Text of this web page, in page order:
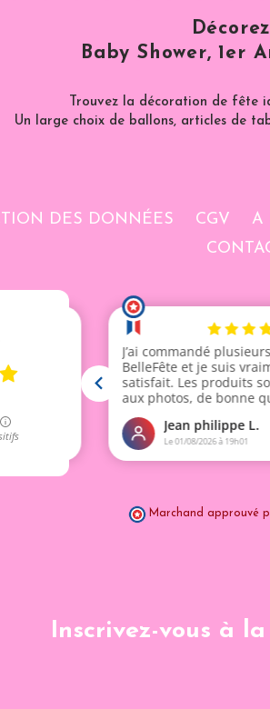
Baby Shower, 1er
Trouvez la décoration de fête
Un large choix de ballons, articles de
DES DONNÉES CGV A
Marchand approuvé
Inscrivez-vous à